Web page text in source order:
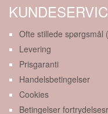
Ofte stillede spørgsmål
Levering
Prisgaranti
Handelsbetingelser
Cookies
Betingelser